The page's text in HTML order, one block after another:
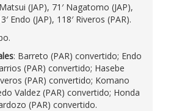
(JAP), 71′ Nagatomo (JAP),
Endo (JAP), 118′ Riveros (PAR).
: Barreto (PAR) convertido; Endo
(PAR) convertido; Hasebe
(PAR) convertido; Komano
Valdez (PAR) convertido; Honda
(PAR) convertido.